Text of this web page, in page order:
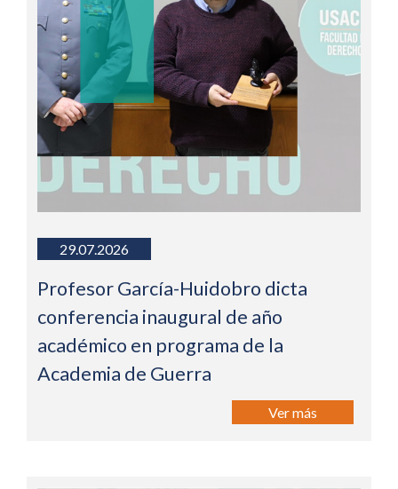
29.07.2026
Profesor García-Huidobro dicta
conferencia inaugural de año
académico en programa de la
Academia de Guerra
Ver más